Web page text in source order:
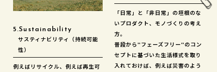
5.Sustainability
サスティナビリティ（持続可能
性）
例えばリサイクル、例えば再生可
「日常」と「非日常」の垣根のな
いプロダクト、モノづくりの考え
方。
普段から"フェーズフリー"のコン
セプトに基づいた生活様式を取り
入れておけば、例えば災害のよう